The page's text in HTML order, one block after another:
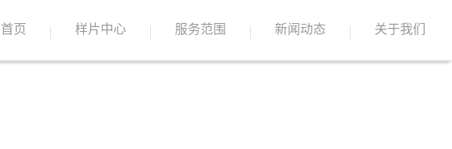
首页 样片中心 服务范围 新闻动态 关于我们